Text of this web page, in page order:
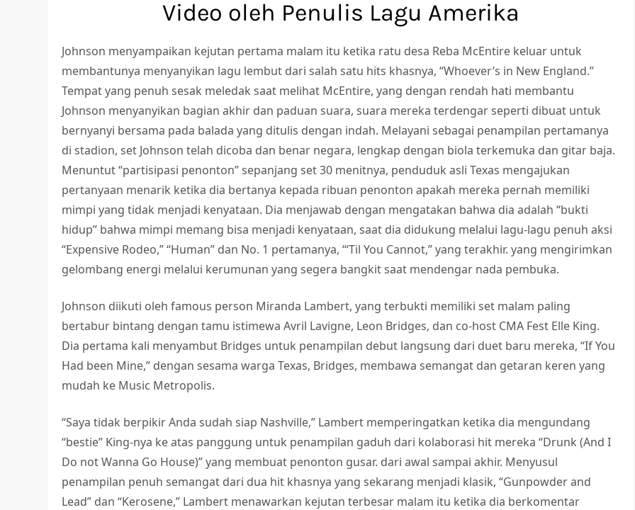
Video oleh Penulis Lagu Amerika
Johnson menyampaikan kejutan pertama malam itu ketika ratu desa Reba McEntire keluar untuk
membantunya menyanyikan lagu lembut dari salah satu hits khasnya, “Whoever’s in New England.”
Tempat yang penuh sesak meledak saat melihat McEntire, yang dengan rendah hati membantu
Johnson menyanyikan bagian akhir dan paduan suara, suara mereka terdengar seperti dibuat untuk
bernyanyi bersama pada balada yang ditulis dengan indah. Melayani sebagai penampilan pertamanya
di stadion, set Johnson telah dicoba dan benar negara, lengkap dengan biola terkemuka dan gitar baja.
Menuntut “partisipasi penonton” sepanjang set 30 menitnya, penduduk asli Texas mengajukan
pertanyaan menarik ketika dia bertanya kepada ribuan penonton apakah mereka pernah memiliki
mimpi yang tidak menjadi kenyataan. Dia menjawab dengan mengatakan bahwa dia adalah “bukti
hidup” bahwa mimpi memang bisa menjadi kenyataan, saat dia didukung melalui lagu-lagu penuh aksi
“Expensive Rodeo,” “Human” dan No. 1 pertamanya, “‘Til You Cannot,” yang terakhir. yang mengirimkan
gelombang energi melalui kerumunan yang segera bangkit saat mendengar nada pembuka.
Johnson diikuti oleh famous person Miranda Lambert, yang terbukti memiliki set malam paling
bertabur bintang dengan tamu istimewa Avril Lavigne, Leon Bridges, dan co-host CMA Fest Elle King.
Dia pertama kali menyambut Bridges untuk penampilan debut langsung dari duet baru mereka, “If You
Had been Mine,” dengan sesama warga Texas, Bridges, membawa semangat dan getaran keren yang
mudah ke Music Metropolis.
“Saya tidak berpikir Anda sudah siap Nashville,” Lambert memperingatkan ketika dia mengundang
“bestie” King-nya ke atas panggung untuk penampilan gaduh dari kolaborasi hit mereka “Drunk (And I
Do not Wanna Go House)” yang membuat penonton gusar. dari awal sampai akhir. Menyusul
penampilan penuh semangat dari dua hit khasnya yang sekarang menjadi klasik, “Gunpowder and
Lead” dan “Kerosene,” Lambert menawarkan kejutan terbesar malam itu ketika dia berkomentar